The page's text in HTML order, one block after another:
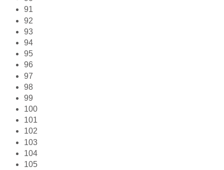
91
92
93
94
95
96
97
98
99
100
101
102
103
104
105